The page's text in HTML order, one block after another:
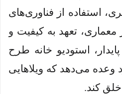
استفاده از فناوری‌های
معماری، تعهد به کیفیت و
استودیو خانه طرح
وعده می‌دهد که ویلاهایی
خلق کند.